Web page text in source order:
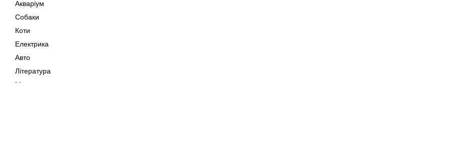
Акваріум
Собаки
Коти
Електрика
Авто
Література
Музика